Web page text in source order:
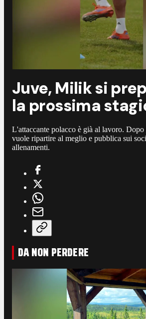
Juve, Milik si
la prossima
L'attaccante polacco è già al lavoro.
vuole ripartire al meglio e pubblica sui
allenamenti.
DA NON PERDERE